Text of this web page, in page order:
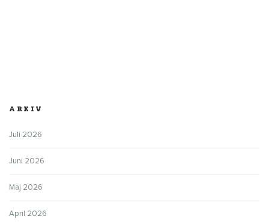
ARKIV
Juli 2026
Juni 2026
Maj 2026
April 2026